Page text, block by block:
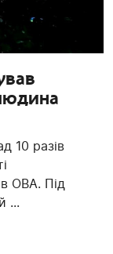
10 разів
ОВА. Під
...